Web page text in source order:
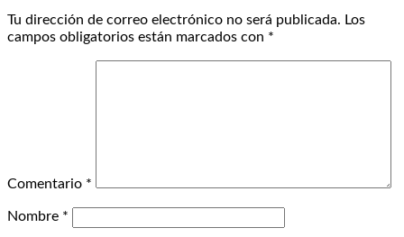
Tu dirección de correo electrónico no será publicada. Los
campos obligatorios están marcados con *
Comentario *
Nombre *